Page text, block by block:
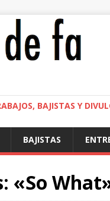
BAJISTAS Y
BAJISTAS
«So